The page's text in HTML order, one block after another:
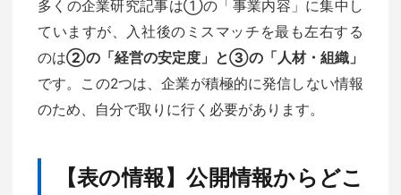
多くの企業研究記事は①の「事業内容」に集中し
ていますが、入社後のミスマッチを最も左右する
のは②の「経営の安定度」と③の「人材・組織」
です。この2つは、企業が積極的に発信しない情報
のため、自分で取りに行く必要があります。
【表の情報】公開情報からどこ